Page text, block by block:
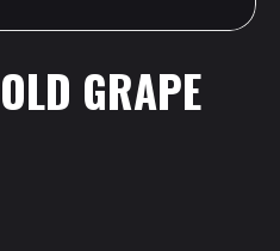
GRAPE